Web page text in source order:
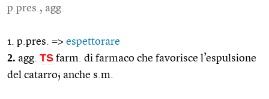
p.pres., agg.
1. p.pres. => espettorare
2. agg. TS farm. di farmaco che favorisce l’espulsione
del catarro; anche s.m.